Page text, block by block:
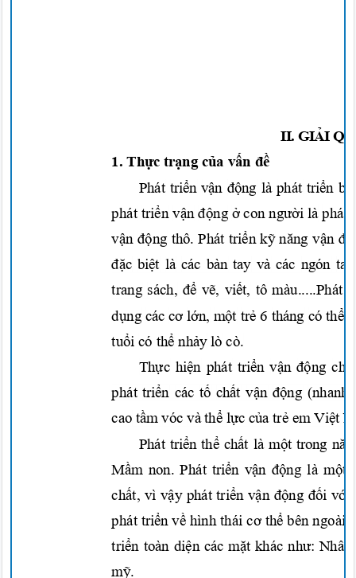
II. GIẢI
1.Thực trạng của vấn đề
Phát triển vận động là pháttriển
pháttriển vận độngởconngười là phát
vận động thô. Pháttriển kỹ năng vận
đặc biệt là các bàn tay và các ngón
trang sách, để vẽ, viết, tô màu.....Phát
dụng cáccơ lớn, một trẻ6 tháng cóthể
tuổicó thể nhảy lò cò.
Thực hiện phát triển vận động
pháttriển cáctố chất vận động
caotầmvóc và thể lực của trẻ emViệt
Phát triển thể chất làmộttrong
Mầm non. Phát triển vận động làmột
chất, vìvậy pháttriển vận động đối
pháttriển vềhình tháicơ thểbên ngoài
triển toàn diệncácmặtkhácnhư:Nhân
mỹ.